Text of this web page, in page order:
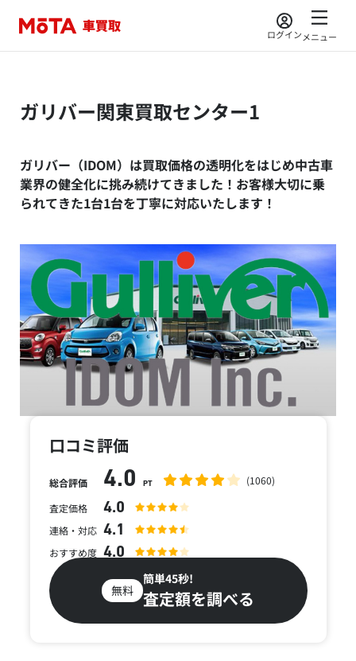
ログインメニュー
ガリバー関東買取センター1
ガリバー（IDOM）は買取価格の透明化をはじめ中古車
業界の健全化に挑み続けてきました！お客様大切に乗
られてきた1台1台を丁寧に対応いたします！
口コミ評価
総合評価 4.0 PT (1060)
査定価格
連絡・対応
おすすめ度
4.0
4.1
4.0
無料
簡単45秒!
査定額を調べる